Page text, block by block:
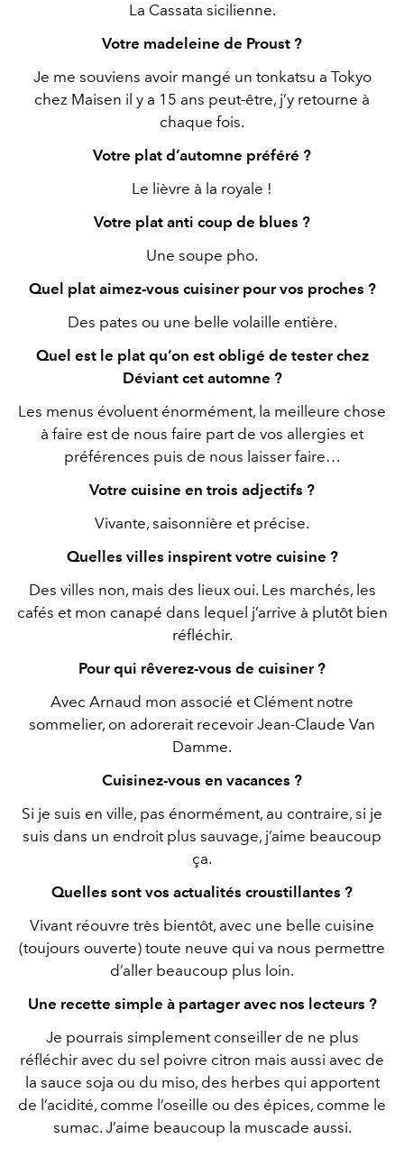
La Cassata sicilienne.
Votre madeleine de Proust ?
Je me souviens avoir mangé un tonkatsu a Tokyo
chez Maisen il y a 15 ans peut-être, j’y retourne à
chaque fois.
Votre plat d’automne préféré ?
Le lièvre à la royale !
Votre plat anti coup de blues ?
Une soupe pho.
Quel plat aimez-vous cuisiner pour vos proches ?
Des pates ou une belle volaille entière.
Quel est le plat qu’on est obligé de tester chez
Déviant cet automne ?
Les menus évoluent énormément, la meilleure chose
à faire est de nous faire part de vos allergies et
préférences puis de nous laisser faire…
Votre cuisine en trois adjectifs ?
Vivante, saisonnière et précise.
Quelles villes inspirent votre cuisine ?
Des villes non, mais des lieux oui. Les marchés, les
cafés et mon canapé dans lequel j’arrive à plutôt bien
réfléchir.
Pour qui rêverez-vous de cuisiner ?
Avec Arnaud mon associé et Clément notre
sommelier, on adorerait recevoir Jean-Claude Van
Damme.
Cuisinez-vous en vacances ?
Si je suis en ville, pas énormément, au contraire, si je
suis dans un endroit plus sauvage, j’aime beaucoup
ça.
Quelles sont vos actualités croustillantes ?
Vivant réouvre très bientôt, avec une belle cuisine
(toujours ouverte) toute neuve qui va nous permettre
d’aller beaucoup plus loin.
Une recette simple à partager avec nos lecteurs ?
Je pourrais simplement conseiller de ne plus
réfléchir avec du sel poivre citron mais aussi avec de
la sauce soja ou du miso, des herbes qui apportent
de l’acidité, comme l’oseille ou des épices, comme le
sumac. J’aime beaucoup la muscade aussi.